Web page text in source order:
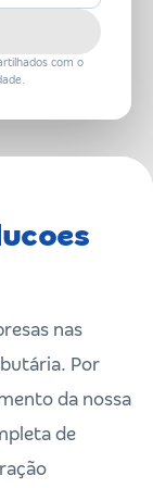
com o
nas
Por
da nossa
de